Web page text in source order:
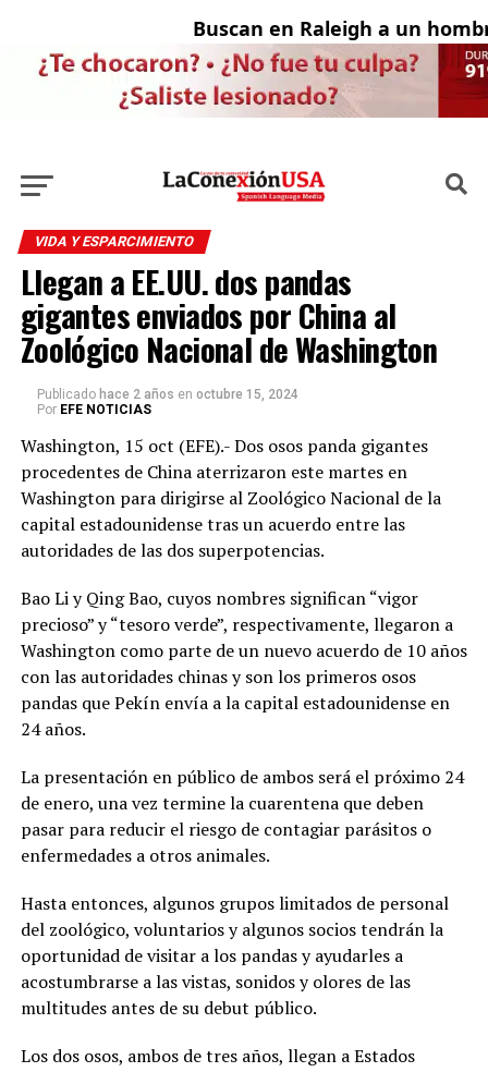
Buscan en Raleigh a un
VIDA Y ESPARCIMIENTO
Llegan a EE.UU. dos pandas
gigantes enviados por China al
Zoológico Nacional de Washington
Publicado hace 2 años en octubre 15, 2024
Por EFE NOTICIAS
Washington, 15 oct (EFE).- Dos osos panda gigantes
procedentes de China aterrizaron este martes en
Washington para dirigirse al Zoológico Nacional de la
capital estadounidense tras un acuerdo entre las
autoridades de las dos superpotencias.
Bao Li y Qing Bao, cuyos nombres significan “vigor
precioso” y “tesoro verde”, respectivamente, llegaron a
Washington como parte de un nuevo acuerdo de 10 años
con las autoridades chinas y son los primeros osos
pandas que Pekín envía a la capital estadounidense en
24 años.
La presentación en público de ambos será el próximo 24
de enero, una vez termine la cuarentena que deben
pasar para reducir el riesgo de contagiar parásitos o
enfermedades a otros animales.
Hasta entonces, algunos grupos limitados de personal
del zoológico, voluntarios y algunos socios tendrán la
oportunidad de visitar a los pandas y ayudarles a
acostumbrarse a las vistas, sonidos y olores de las
multitudes antes de su debut público.
Los dos osos, ambos de tres años, llegan a Estados